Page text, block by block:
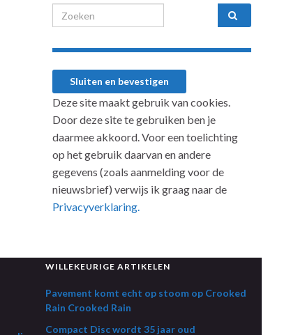
Search for:
Deze site maakt gebruik van cookies.
Door deze site te gebruiken ben je
daarmee akkoord. Voor een toelichting
op het gebruik daarvan en andere
gegevens (zoals aanmelding voor de
nieuwsbrief) verwijs ik graag naar de
Privacyverklaring.
WILLEKEURIGE ARTIKELEN
Pavement komt echt op stoom op Crooked
Rain Crooked Rain
Compact Disc wordt 35 jaar oud